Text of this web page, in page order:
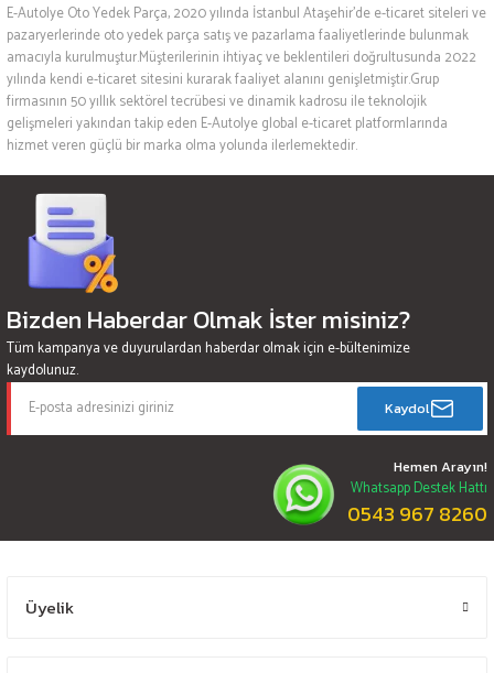
E-Autolye Oto Yedek Parça, 2020 yılında İstanbul Ataşehir’de e-ticaret siteleri ve
pazaryerlerinde oto yedek parça satış ve pazarlama faaliyetlerinde bulunmak
amacıyla kurulmuştur.Müşterilerinin ihtiyaç ve beklentileri doğrultusunda 2022
yılında kendi e-ticaret sitesini kurarak faaliyet alanını genişletmiştir.Grup
firmasının 50 yıllık sektörel tecrübesi ve dinamik kadrosu ile teknolojik
gelişmeleri yakından takip eden E-Autolye global e-ticaret platformlarında
hizmet veren güçlü bir marka olma yolunda ilerlemektedir.
Bizden Haberdar Olmak İster misiniz?
Tüm kampanya ve duyurulardan haberdar olmak için e-bültenimize
kaydolunuz.
Kaydol
Hemen Arayın!
Whatsapp Destek Hattı
0543 967 8260
Üyelik